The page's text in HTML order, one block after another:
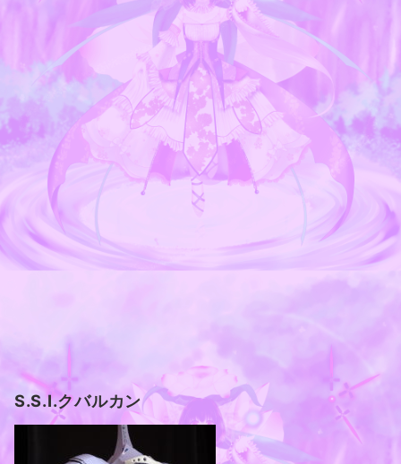
S.S.I.クバルカン